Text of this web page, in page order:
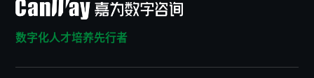
数字化人才培养先行者